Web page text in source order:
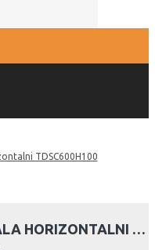
TDSC600H100
"T" KOS KABELSKEGA KANALA HORIZONTALNI TDSC600H100